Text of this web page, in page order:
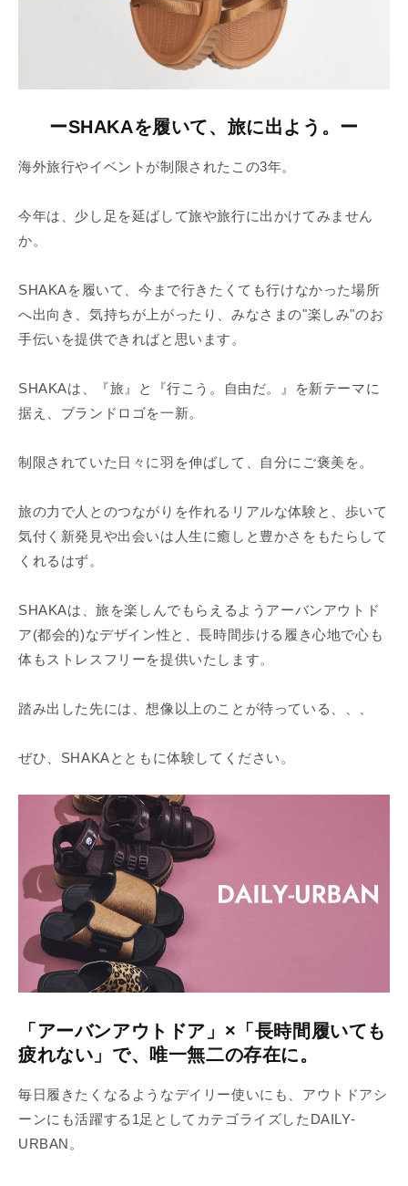
ーSHAKAを履いて、旅に出よう。 ー
海外旅行やイベントが制限されたこの3年。
今年は、少し足を延ばして旅や旅行に出かけてみません
か。
SHAKAを履いて、今まで行きたくても行けなかった場所
へ出向き、気持ちが上がったり、みなさまの"楽しみ"のお
手伝いを提供できればと思います。
SHAKAは、『旅』と『行こう。自由だ。』を新テーマに
据え、ブランドロゴを一新。
制限されていた日々に羽を伸ばして、自分にご褒美を。
旅の力で人とのつながりを作れるリアルな体験と、歩いて
気付く新発見や出会いは人生に癒しと豊かさをもたらして
くれるはず。
SHAKAは、旅を楽しんでもらえるようアーバンアウトド
ア(都会的)なデザイン性と、長時間歩ける履き心地で心も
体もストレスフリーを提供いたします。
踏み出した先には、想像以上のことが待っている、、、
ぜひ、SHAKAとともに体験してください。
「アーバンアウトドア」×「長時間履いても
疲れない」で、唯一無二の存在に。
毎日履きたくなるようなデイリー使いにも、アウトドアシ
ーンにも活躍する1足としてカテゴライズしたDAILY-
URBAN。